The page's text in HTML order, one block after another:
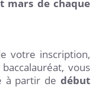
mars de chaque
votre inscription,
vous
à partir de début